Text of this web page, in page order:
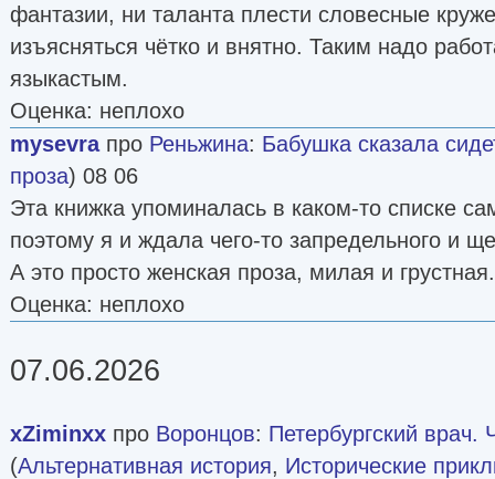
фантазии, ни таланта плести словесные
изъясняться чётко и внятно. Таким надо
языкастым.
Оценка: неплохо
mysevraпро Реньжина: Бабушка сказала
проза) 08 06
Эта книжка упоминалась в каком-то списке
поэтому я и ждала чего-то запредельного и
А это просто женская проза, милая и
Оценка: неплохо
07.06.2026
xZiminxx про Воронцов: Петербургский врач.
(Альтернативная история, Исторические